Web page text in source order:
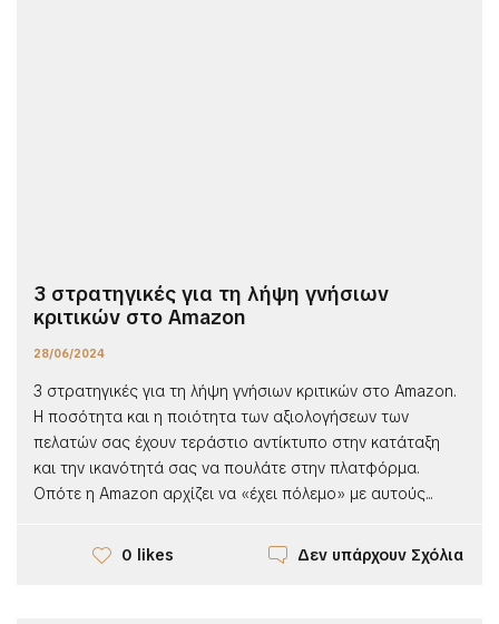
3 στρατηγικές για τη λήψη γνήσιων
κριτικών στο Amazon
28/06/2024
3 στρατηγικές για τη λήψη γνήσιων κριτικών στο Amazon.
Η ποσότητα και η ποιότητα των αξιολογήσεων των
πελατών σας έχουν τεράστιο αντίκτυπο στην κατάταξη
και την ικανότητά σας να πουλάτε στην πλατφόρμα.
Οπότε η Amazon αρχίζει να «έχει πόλεμο» με αυτούς...
0 likes Δεν υπάρχουν Σχόλια